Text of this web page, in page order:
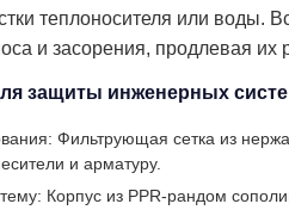
теплоносителя или воды.
и засорения, продлевая
защиты инженерных
Фильтрующая сетка из
и арматуру.
Корпус из PPR-рандом